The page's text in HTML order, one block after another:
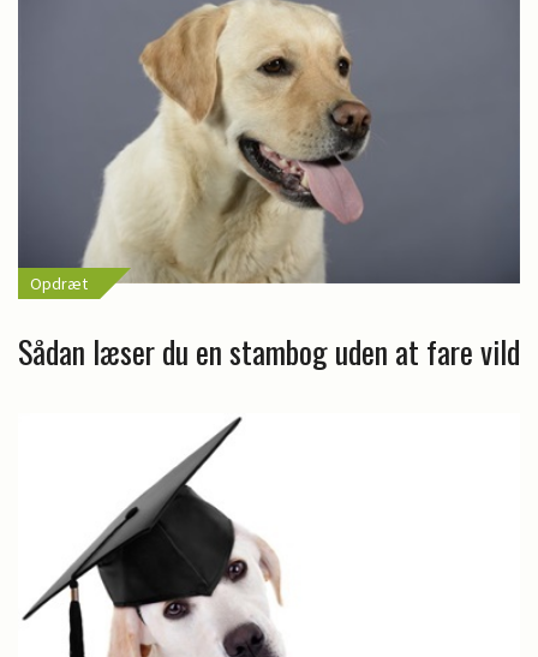
Opdræt
Sådan læser du en stambog uden at fare vild